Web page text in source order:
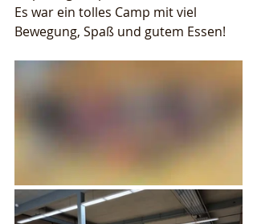
Es war ein tolles Camp mit viel
Bewegung, Spaß und gutem Essen!